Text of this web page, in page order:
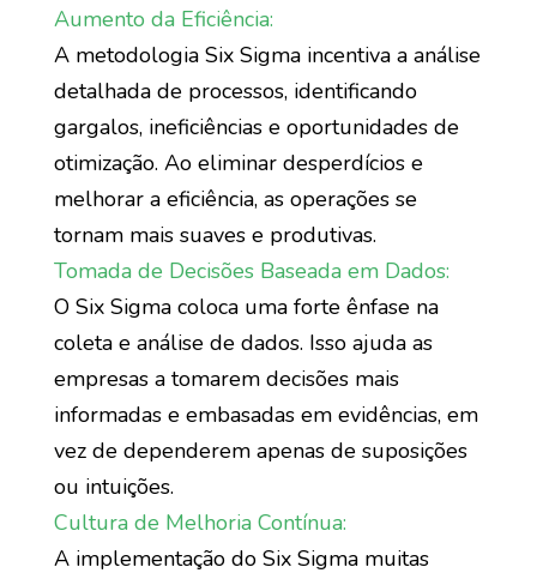
Aumento da Eficiência:
A metodologia Six Sigma incentiva a análise
detalhada de processos, identificando
gargalos, ineficiências e oportunidades de
otimização. Ao eliminar desperdícios e
melhorar a eficiência, as operações se
tornam mais suaves e produtivas.
Tomada de Decisões Baseada em Dados:
O Six Sigma coloca uma forte ênfase na
coleta e análise de dados. Isso ajuda as
empresas a tomarem decisões mais
informadas e embasadas em evidências, em
vez de dependerem apenas de suposições
ou intuições.
Cultura de Melhoria Contínua:
A implementação do Six Sigma muitas